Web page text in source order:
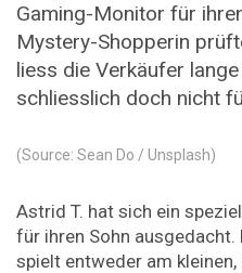
Gaming-Monitor für
Mystery-Shopperin
liess die Verkäufer
schliesslich doch nicht
(Source: Sean Do / Unsplash)
Astrid T. hat sich ein
für ihren Sohn
spielt entweder am